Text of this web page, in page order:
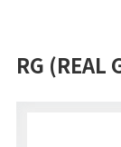
RG (REAL